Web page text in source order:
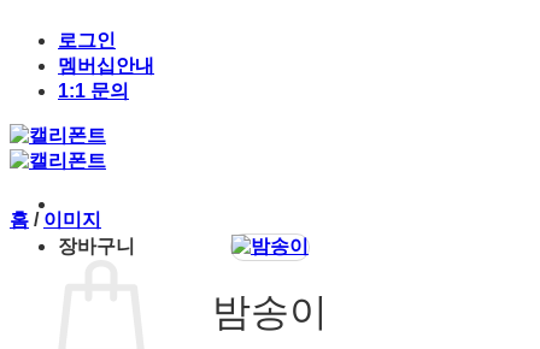
content
로그인
멤버십안내
1:1 문의
장바구니
홈 / 이미지
밤송이